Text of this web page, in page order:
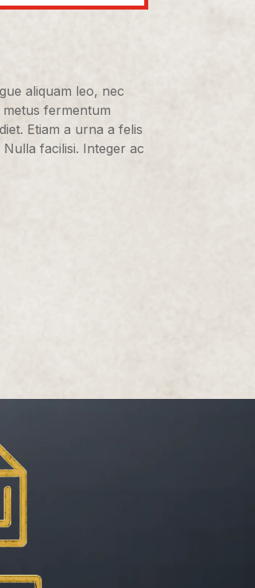
aliquam leo, nec
fermentum
Etiam a urna a felis
facilisi. Integer ac